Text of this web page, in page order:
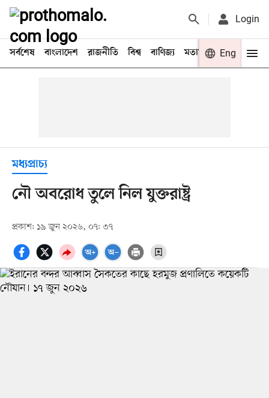
Login
সর্বশেষ বাংলাদেশ রাজনীতি বিশ্ব বাণিজ্য মতামত খেলা
Eng
মধ্যপ্রাচ্য
নৌ অবরোধ তুলে নিল যুক্তরাষ্ট্র
প্রকাশ: ১৯ জুন ২০২৬, ০৭: ৩৭